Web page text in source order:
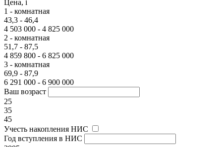
Цена, i
1 - комнатная
43,3 - 46,4
4 503 000 - 4 825 000
2 - комнатная
51,7 - 87,5
4 859 800 - 6 825 000
3 - комнатная
69,9 - 87,9
6 291 000 - 6 900 000
Ваш возраст
25
35
45
Учесть накопления НИС
Год вступления в НИС